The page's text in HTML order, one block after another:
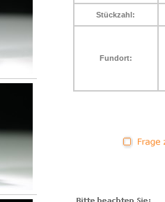
Stückzahl:
Fundort: